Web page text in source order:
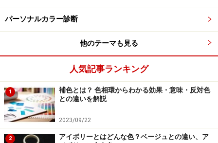
い）というように、日焼けについて顕著な傾向を示す肌
もあれば、赤くもならないけれど少し黒くなる（カロチ
ンの量は多くも少なくもない）というように、曖昧な傾
向を示す肌もあります。
また、色白の肌は、スプリングタイプやサマータイプと
思われがちですが、色白でも日焼けしやすい肌は、オー
タムタイプやウィンタータイプのカラーパレットがお似
合いになるケースが多く、反対に、色白でなくても、日
焼けしにくい肌は、スプリングタイプやサマータイプの
パーソナルカラー診断
他のテーマも見る
人気記事ランキング
1
補色とは？ 色相環からわかる効果・意味・反対色
との違いを解説
2023/09/22
2
アイボリーとはどんな色？ベージュとの違い、ア